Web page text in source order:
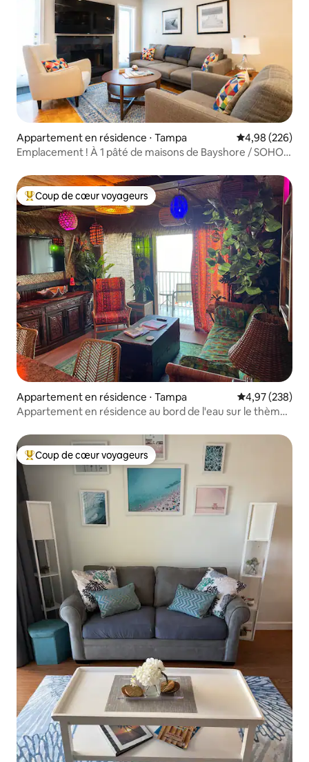
Appartement en résidence ⋅ Tampa Évaluation
4,98 (226)
Emplacement ! À 1 pâté de maisons de Bayshore / SOHO /
Coups de cœur voyageurs les plus appréciés
Coup de cœur voyageurs
Appartement en résidence ⋅ Tampa Évaluation
4,97 (238)
Appartement en résidence au bord de l'eau sur le thème
Coups de cœur voyageurs les plus appréciés
Coup de cœur voyageurs